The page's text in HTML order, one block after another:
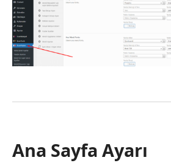
Ana Sayfa Ayarı